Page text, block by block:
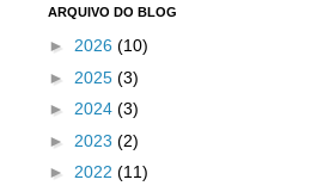
ARQUIVO DO BLOG
► 2026 (10)
► 2025 (3)
► 2024 (3)
► 2023 (2)
► 2022 (11)